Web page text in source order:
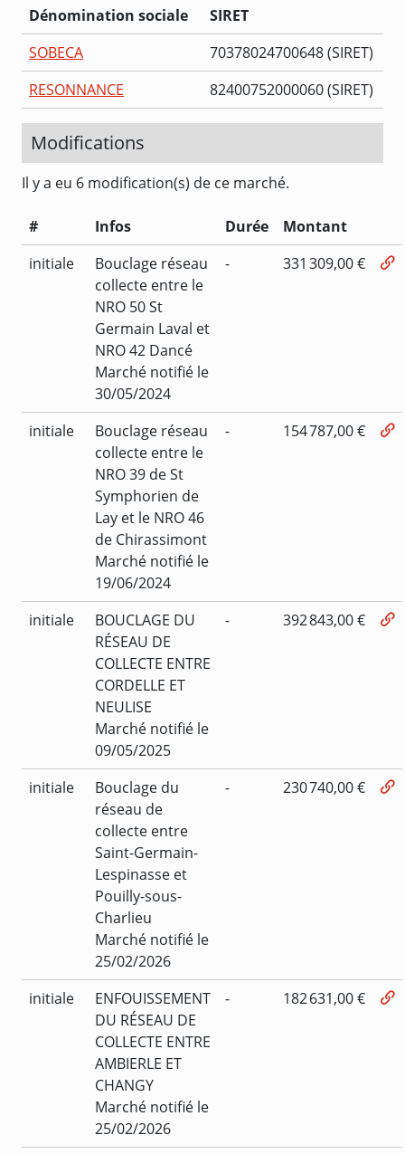
Dénomination sociale
SIRET
SOBECA
70378024700648 (SIRET)
RESONNANCE
82400752000060 (SIRET)
Modifications
Il y a eu 6 modification(s) de ce marché.
# Infos Durée
Montant
initiale
Bouclage réseau
collecte entre le
NRO 50 St
Germain Laval et
NRO 42 Dancé
Marché notifié le
30/05/2024
- 331 309,00 €
initiale
Bouclage réseau
collecte entre le
NRO 39 de St
Symphorien de
Lay et le NRO 46
de Chirassimont
Marché notifié le
19/06/2024
- 154 787,00 €
initiale
BOUCLAGE DU
RÉSEAU DE
COLLECTE ENTRE
CORDELLE ET
NEULISE
Marché notifié le
09/05/2025
- 392 843,00 €
initiale
Bouclage du
réseau de
collecte entre
Saint-Germain-
Lespinasse et
Pouilly-sous-
Charlieu
Marché notifié le
25/02/2026
- 230 740,00 €
initiale
ENFOUISSEMENT
DU RÉSEAU DE
COLLECTE ENTRE
AMBIERLE ET
CHANGY
Marché notifié le
25/02/2026
- 182 631,00 €